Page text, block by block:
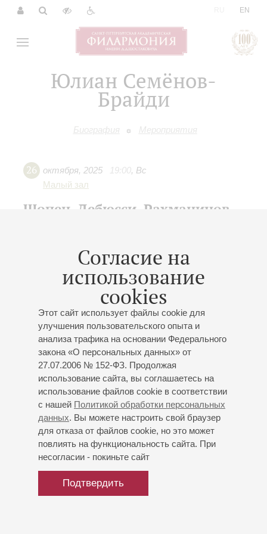
EN
Юлиан Семёнов-
Брайди
Биография Мероприятия
Согласие на
использование
cookies
Этот сайт использует файлы cookie для
улучшения пользовательского опыта и
анализа трафика на основании Федерального
закона «О персональных данных» от
27.07.2006 № 152-ФЗ. Продолжая
использование сайта, вы соглашаетесь на
использование файлов cookie в соответствии
с нашей Политикой обработки персональных
данных. Вы можете настроить свой браузер
для отказа от файлов cookie, но это может
повлиять на функциональность сайта. При
несогласии - покиньте сайт
Подтвердить
26 октября, 2025 19:00, Вс
Малый зал
Шопен, Дебюсси, Рахманинов
Юлиан Семёнов-Брайди- фортепиано
прелюдий, Баллада № 4;Дебюсси: «Эстампы»;
: Шесть музыкальных моментов